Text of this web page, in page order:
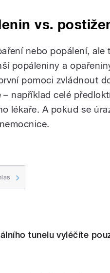
vs.
nebo popálení, ale
popáleniny a
pomoci zvládnout
například celé
lékaře. A pokud se
tunelu vyléčíte